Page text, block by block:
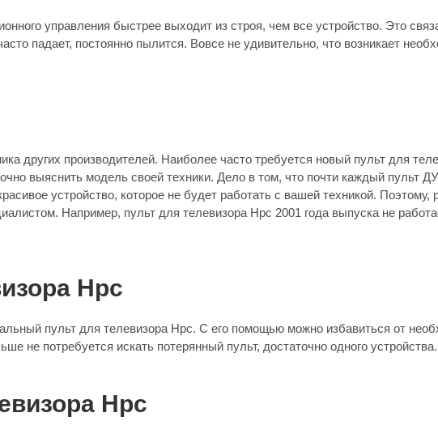
управления быстрее выходит из строя, чем все устройство. Это
падает, постоянно пылится. Вовсе не удивительно, что возникает
других производителей. Наиболее часто требуется новый пульт для
выяснить модель своей техники. Дело в том, что почти каждый пульт
устройство, которое не будет работать с вашей техникой. Поэтому,
Например, пульт для телевизора Hpc 2001 года выпуска не
Hpc
пульт для телевизора Hpc. С его помощью можно избавиться от
не потребуется искать потерянный пульт, достаточно одного устройства.
Hpc